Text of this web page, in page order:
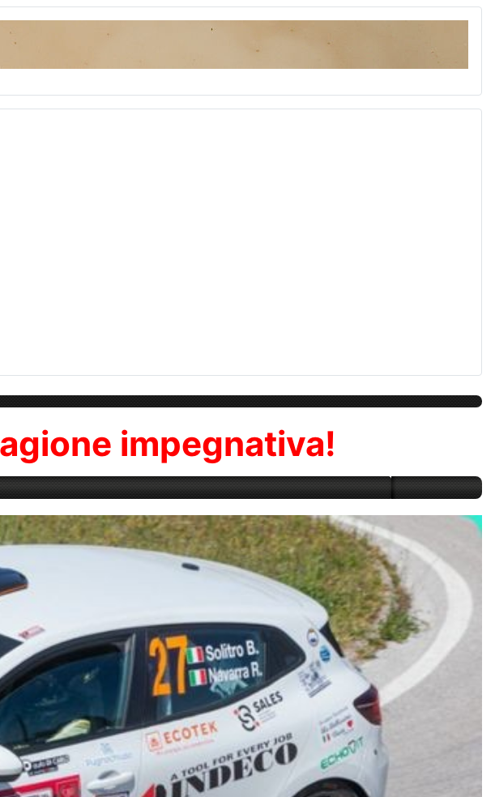
impegnativa!